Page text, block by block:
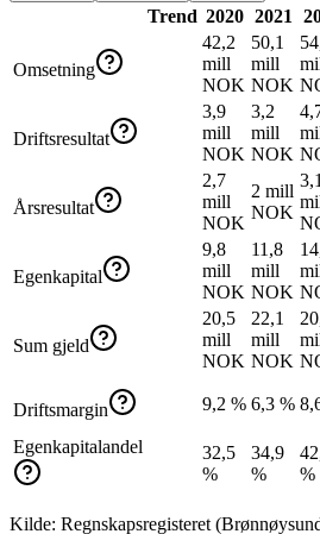
Trend 2020 2021
Omsetning
42,2
mill
NOK
50,1
mill
NOK
Driftsresultat
3,9
mill
NOK
3,2
mill
NOK
Årsresultat
2,7
mill
NOK
2 mill
NOK
3,1
Egenkapital
9,8
mill
NOK
11,8
mill
NOK
Sum gjeld
20,5
mill
NOK
22,1
mill
NOK
Driftsmargin 9,2 % 6,3 %
Egenkapitalandel
32,5
%
34,9
%
%
Kilde: Regnskapsregisteret